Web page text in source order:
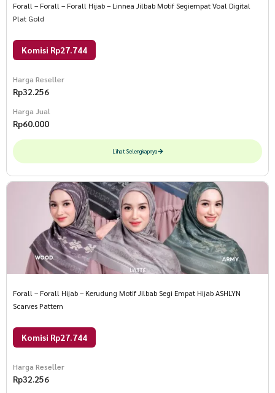
Forall – Forall – Forall Hijab – Linnea Jilbab Motif Segiempat Voal Digital
Plat Gold
Komisi Rp27.744
Harga Reseller
Rp32.256
Harga Jual
Rp60.000
Lihat Selengkapnya
Forall – Forall Hijab – Kerudung Motif Jilbab Segi Empat Hijab ASHLYN
Scarves Pattern
Komisi Rp27.744
Harga Reseller
Rp32.256